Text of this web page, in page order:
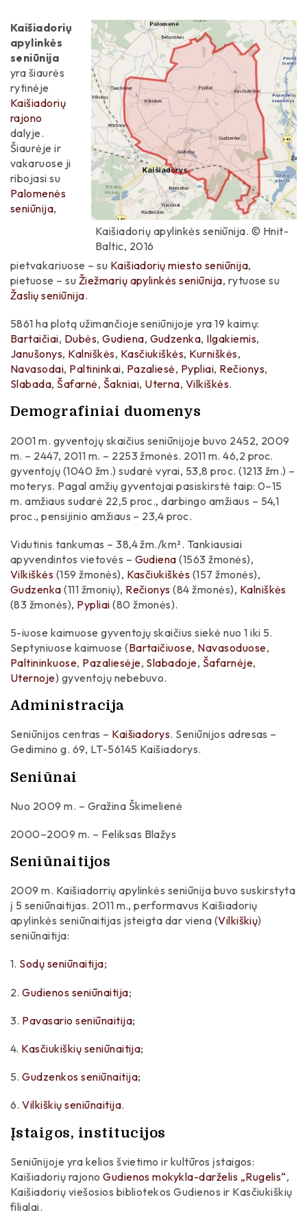
Pravieniškių seniūnija
Palomenės seniūnija
Rumšiškių seniūnija
Žiežmarių apylinkės seniūnija
Paparčių seniūnija
Žiežmarių seniūnija
Nemaitonių seniūnija
Dailininkai
Katalikų dvasininkai
Literatai
Miškininkai
Knygnešiai
Politikai
Karininkai / Kariai
Dvarininkai / Didikai
Architektai
Mokslininkai
Daraktoriai
Inžinieriai
Šventikai
Verslininkai
Liaudies menininkai
Žurnalistai
Sportininkai
Kolekcininkai
Muziejininkai
Muzikai
Skulptoriai
Teisininkai
Spauda
Įvykiai
Kaišiadorių etnografinis žodynėlis
Alkakalniai
Mitologiniai akmenys
Dvarai / Dvarvietės
Mitologinės vietos
Bažnyčios
Technikos paminklai
Taikomosios dailės paminklai
Laidojimo vietos
Smulkioji architektūra
Piliakalniai
Senovės gyvenvietės
Kultūriniai draustiniai
Upės ir upeliai
Ežerai
Gyvūnija
Gamtos paminklai
Tvenkiniai
Saugomos teritorijos
Regioniniai parkai
Kaišiadorių apylinkės seniūnija. © Hnit-
Baltic, 2016
Kaišiadorių
apylinkės
seniūnija
yra šiaurės
rytinėje
Kaišiadorių
rajono
dalyje.
Šiaurėje ir
vakaruose ji
ribojasi su
Palomenės
seniūnija,
pietvakariuose – su Kaišiadorių miesto seniūnija,
pietuose – su Žiežmarių apylinkės seniūnija, rytuose su
Žaslių seniūnija.
5861 ha plotą užimančioje seniūnijoje yra 19 kaimų:
Bartaičiai, Dubės,Gudiena, Gudzenka, Ilgakiemis,
Janušonys, Kalniškės, Kasčiukiškės, Kurniškės,
Navasodai, Paltininkai, Pazaliesė, Pypliai, Rečionys,
Slabada,Šafarnė, Šakniai, Uterna, Vilkiškės.
Demografiniai duomenys
2001 m. gyventojų skaičius seniūnijoje buvo 2452, 2009
m. – 2447, 2011 m. – 2253 žmonės. 2011 m. 46,2 proc.
gyventojų (1040 žm.) sudarė vyrai, 53,8 proc. (1213 žm.) –
moterys. Pagal amžių gyventojai pasiskirstė taip: 0–15
m. amžiaus sudarė 22,5 proc., darbingo amžiaus – 54,1
proc., pensijinio amžiaus – 23,4 proc.
Vidutinis tankumas – 38,4 žm./km². Tankiausiai
apyvendintos vietovės – Gudiena (1563 žmonės),
Vilkiškės (159 žmonės), Kasčiukiškės (157 žmonės),
Gudzenka (111 žmonių), Rečionys (84 žmonės), Kalniškės
(83 žmonės), Pypliai (80 žmonės).
5-iuose kaimuose gyventojų skaičius siekė nuo 1 iki 5.
Septyniuose kaimuose (Bartaičiuose, Navasoduose,
Paltininkuose, Pazaliesėje, Slabadoje, Šafarnėje,
Uternoje) gyventojų nebebuvo.
Administracija
Seniūnijos centras – Kaišiadorys. Seniūnijos adresas –
Gedimino g. 69, LT-56145 Kaišiadorys.
Seniūnai
Nuo 2009 m. – Gražina Škimelienė
2000–2009 m. – Feliksas Blažys
Seniūnaitijos
2009 m. Kaišiadorrių apylinkės seniūnija buvo suskirstyta
į 5 seniūnaitijas. 2011 m., performavus Kaišiadorių
apylinkės seniūnaitijas įsteigta dar viena (Vilkiškių)
seniūnaitija:
1. Sodų seniūnaitija;
2.Gudienos seniūnaitija;
3. Pavasario seniūnaitija;
4. Kasčiukiškių seniūnaitija;
5.Gudzenkos seniūnaitija;
6.Vilkiškių seniūnaitija.
Įstaigos, institucijos
Seniūnijoje yra kelios švietimo ir kultūros įstaigos:
Kaišiadorių rajonoGudienos mokykla-darželis „Rugelis“,
Kaišiadorių viešosios bibliotekos Gudienos ir Kasčiukiškių
filialai.